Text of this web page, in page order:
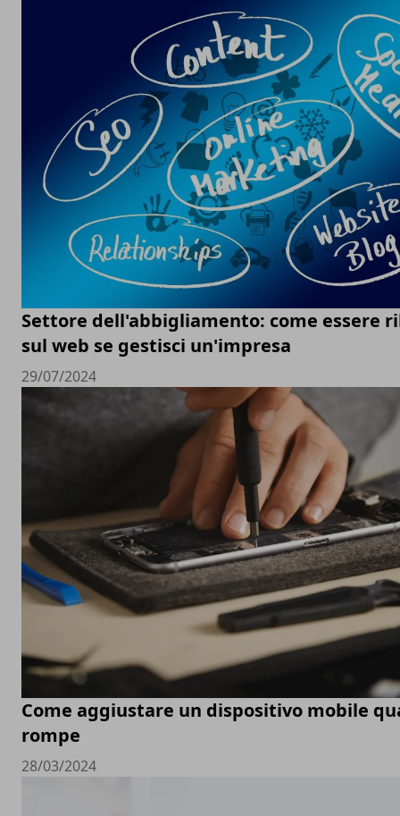
Settore dell'abbigliamento: come essere
sul web se gestisci un'impresa
29/07/2024
Come aggiustare un dispositivo mobile
rompe
28/03/2024